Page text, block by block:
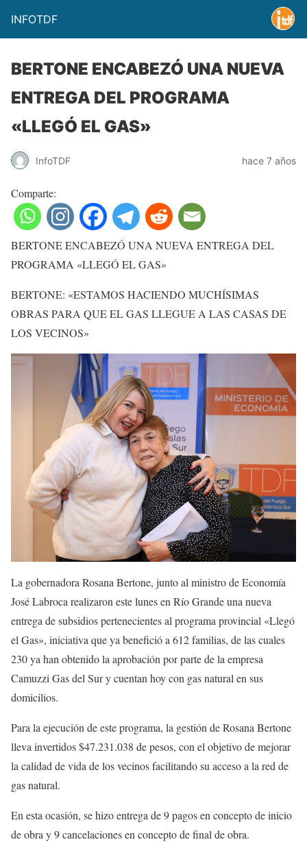
INFOTDF
BERTONE ENCABEZÓ UNA NUEVA
ENTREGA DEL PROGRAMA
«LLEGÓ EL GAS»
InfoTDF hace 7 años
Comparte:
BERTONE ENCABEZÓ UNA NUEVA ENTREGA DEL
PROGRAMA «LLEGÓ EL GAS»
BERTONE: «ESTAMOS HACIENDO MUCHÍSIMAS
OBRAS PARA QUE EL GAS LLEGUE A LAS CASAS DE
LOS VECINOS»
La gobernadora Rosana Bertone, junto al ministro de Economía
José Labroca realizaron este lunes en Río Grande una nueva
entrega de subsidios pertenecientes al programa provincial «Llegó
el Gas», iniciativa que ya benefició a 612 familias, de las cuales
230 ya han obtenido la aprobación por parte de la empresa
Camuzzi Gas del Sur y cuentan hoy con gas natural en sus
domicilios.
Para la ejecución de este programa, la gestión de Rosana Bertone
lleva invertidos $47.231.038 de pesos, con el objetivo de mejorar
la calidad de vida de los vecinos facilitando su acceso a la red de
gas natural.
En esta ocasión, se hizo entrega de 9 pagos en concepto de inicio
de obra y 9 cancelaciones en concepto de final de obra.